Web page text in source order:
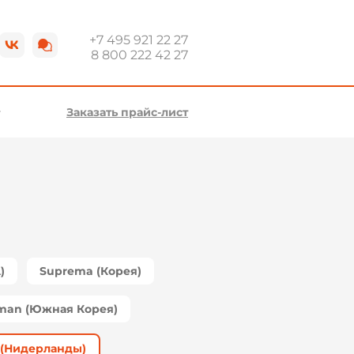
+7 495 921 22 27
8 800 222 42 27
Заказать прайс-лист
Suprema (Корея)
(Южная Корея)